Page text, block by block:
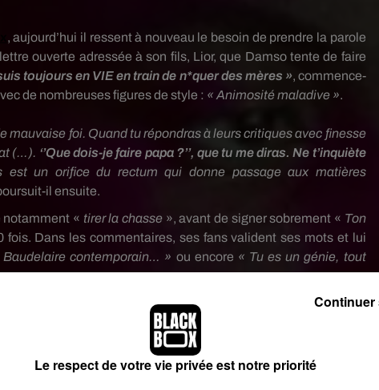
, aujourd’hui il ressent à nouveau le besoin de prendre la parole
ouverte adressée à son fils, Lior, que Damso tente de faire
toujours en VIE en train de n*querdes mères », commence-
de nombreuses figures de style : « Animosité maladive ».
mauvaise foi. Quand tu répondras à leurs critiques avec finesse
(…). ‘’Que dois-je faire papa ?’’, que tu me diras. Ne t’inquiète
est un orifice du rectum qui donne passage aux matières
il ensuite.
notamment « tirer la chasse», avant de signer sobrement « Ton
fois. Dans les commentaires, ses fans valident ses mots et lui
contemporain… » ou encore « Tu es un génie, tout
Le respect de votre vie privée est notre priorité
Continuer